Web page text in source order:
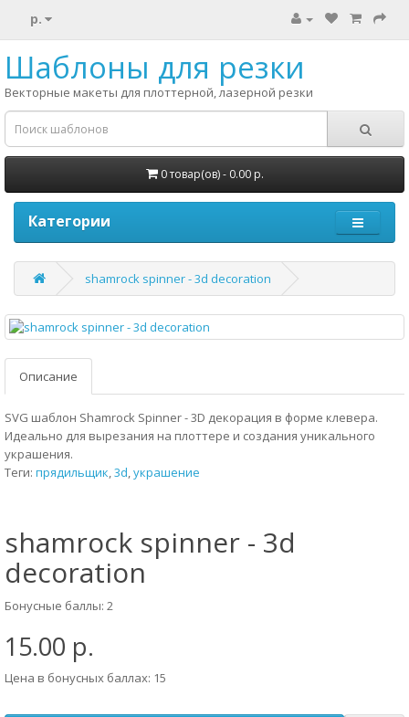
р.
Шаблоны для резки
Векторные макеты для плоттерной, лазерной резки
0 товар(ов) - 0.00 р.
Категории
shamrock spinner - 3d decoration
Описание
SVG шаблон Shamrock Spinner - 3D декорация в форме клевера.
Идеально для вырезания на плоттере и создания уникального
украшения.
Теги: прядильщик,3d,украшение
shamrock spinner - 3d
decoration
Бонусные баллы: 2
15.00 р.
Цена в бонусных баллах: 15